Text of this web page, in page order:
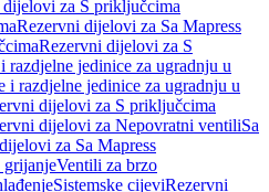
za S priključcima
Rezervni dijelovi za Sa Mapress
Rezervni dijelovi za S
razdjelne jedinice za ugradnju u
razdjelne jedinice za ugradnju u
dijelovi za S priključcima
dijelovi za Nepovratni ventiliSa
za Sa Mapress
grijanjeVentili za brzo
Sistemske cijeviRezervni